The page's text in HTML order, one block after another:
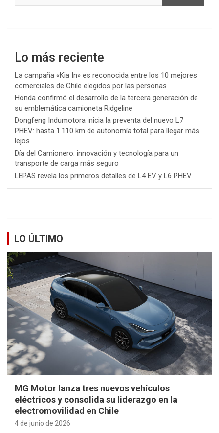
Lo más reciente
La campaña «Kia In» es reconocida entre los 10 mejores
comerciales de Chile elegidos por las personas
Honda confirmó el desarrollo de la tercera generación de
su emblemática camioneta Ridgeline
Dongfeng Indumotora inicia la preventa del nuevo L7
PHEV: hasta 1.110 km de autonomía total para llegar más
lejos
Día del Camionero: innovación y tecnología para un
transporte de carga más seguro
LEPAS revela los primeros detalles de L4 EV y L6 PHEV
LO ÚLTIMO
MG Motor lanza tres nuevos vehículos
eléctricos y consolida su liderazgo en la
electromovilidad en Chile
4 de junio de 2026